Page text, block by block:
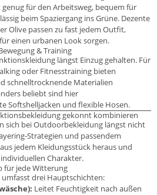
genug für den Arbeitsweg, bequem für
beim Spaziergang ins Grüne. Dezente
Olive passen zu fast jedem Outfit,
einen urbanen Look sorgen.
& Training
längst Einzug gehalten. Für
oder Fitnesstraining bieten
schnelltrocknende Materialien
beliebt sind hier
Softshelljacken und flexible Hosen.
gekonnt kombinieren
sich bei Outdoorbekleidung längst nicht
Strategien und passendem
jedem Kleidungsstück heraus und
Charakter.
für jede Witterung
drei Hauptschichten:
Leitet Feuchtigkeit nach außen